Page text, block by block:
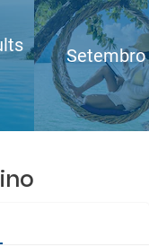
Setembro